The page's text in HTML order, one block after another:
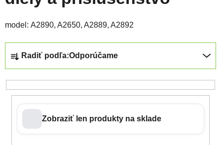
model: A2890, A2650, A2889, A2892
Radiť podľa:Odporúčame
Zobraziť len produkty na sklade